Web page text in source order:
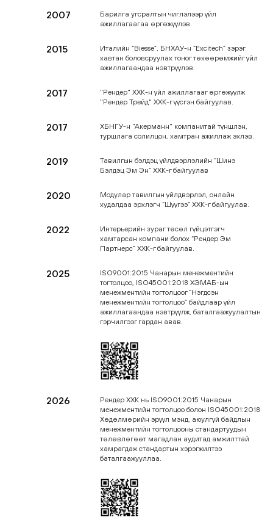
2007
Барилга угсралтын чиглэлээр үйл
ажиллагаагаа өргөжүүлэв.
2015
Италийн “Biesse”, БНХАУ-н “Excitech” зэрэг
хавтан боловсруулах тоног төхөөрөмжийг үйл
ажиллагаандаа нэвтрүүлэв.
2017
"Рендер" ХХК-н үйл ажиллагааг өргөжүүлж
"Рендер Трейд" ХХК-г үүсгэн байгуулав.
2017
ХБНГУ-н "Акерманн" компанитай түншлэн,
туршлага солилцон, хамтран ажиллаж эхлэв.
2019
Тавилгын бэлдэц үйлдвэрлэлийн “Шинэ
Бэлдэц Эм Эн” ХХК-г байгуулав
2020
Модулар тавилгын үйлдвэрлэл, онлайн
худалдаа эрхлэгч “Шүүгээ” ХХК-г байгуулав.
2022
Интерьерийн зураг төсөл гүйцэтгэгч
хамтарсан компани болох “Рендер Эм
Партнерс” ХХК-г байгуулав.
2025
ISO9001:2015 Чанарын менежментийн
тогтолцоо, ISO45001:2018 ХЭМАБ-ын
менежментийн тогтолцоог “Нэгдсэн
менежментийн тогтолцоо” байдлаар үйл
ажиллагаандаа нэвтрүүлж, баталгаажуулалтын
гэрчилгээг гардан авав.
2026
Рендер ХХК нь ISO9001:2015 Чанарын
менежментийн тогтолцоо болон ISO45001:2018
Хөдөлмөрийн эрүүл мэнд, аюулгүй байдлын
менежментийн тогтолцооны стандартуудын
төлөвлөгөөт магадлан аудитад амжилттай
хамрагдаж стандартын хэрэгжилтээ
баталгаажууллаа.